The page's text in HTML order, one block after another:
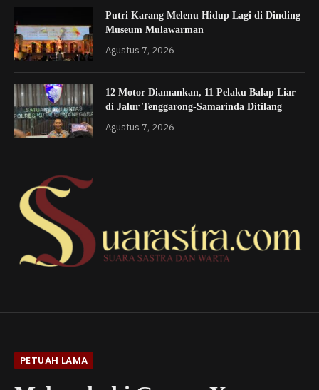
Putri Karang Melenu Hidup Lagi di Dinding
Museum Mulawarman
Agustus 7, 2026
12 Motor Diamankan, 11 Pelaku Balap Liar
di Jalur Tenggarong-Samarinda Ditilang
Agustus 7, 2026
PETUAH LAMA